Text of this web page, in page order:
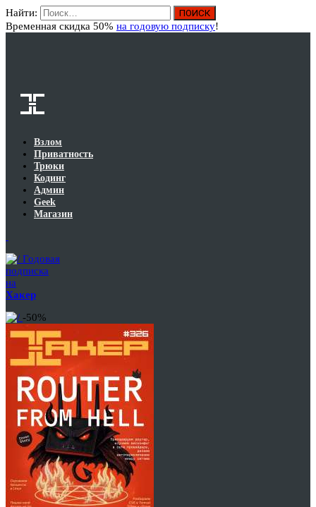
Найти:
Временная скидка 50% на годовую подписку!
Взлом
Приватность
Трюки
Кодинг
Админ
Geek
Магазин
Годовая
подписка
на
Хакер
-50%